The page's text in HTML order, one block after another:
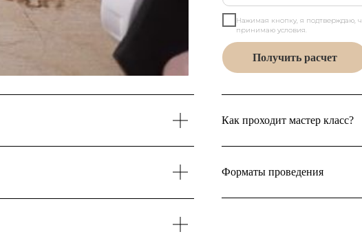
Нажимая кнопку, я подтверждаю,
принимаю условия.
Получить расчет
Как проходит мастер класс?
Форматы проведения